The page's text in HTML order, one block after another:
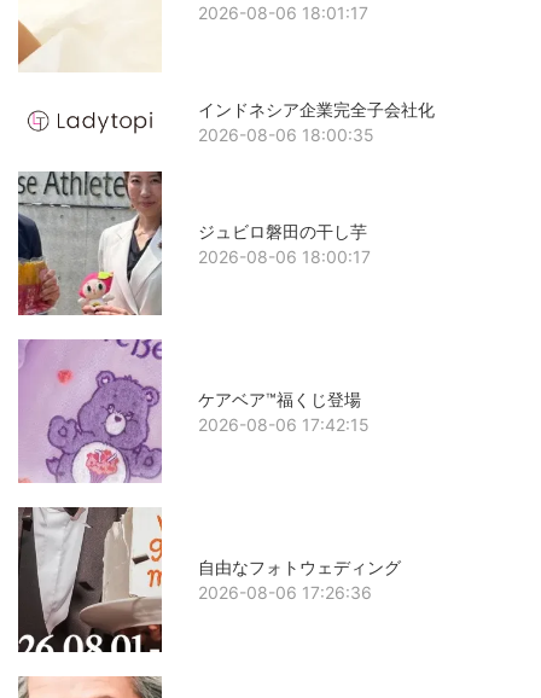
2026-08-06 18:01:17
インドネシア企業完全子会社化
2026-08-06 18:00:35
ジュビロ磐田の干し芋
2026-08-06 18:00:17
ケアベア™福くじ登場
2026-08-06 17:42:15
自由なフォトウェディング
2026-08-06 17:26:36